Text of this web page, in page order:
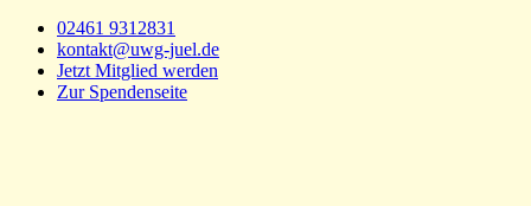
02461 9312831
kontakt@uwg-juel.de
Jetzt Mitglied werden
Zur Spendenseite